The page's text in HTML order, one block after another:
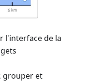
l'interface de la
grouper et